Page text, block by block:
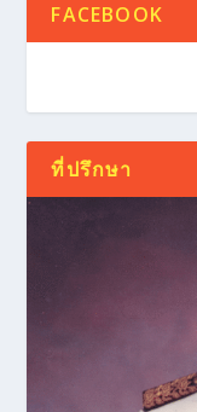
FACEBOOK
ที่ปรึกษา